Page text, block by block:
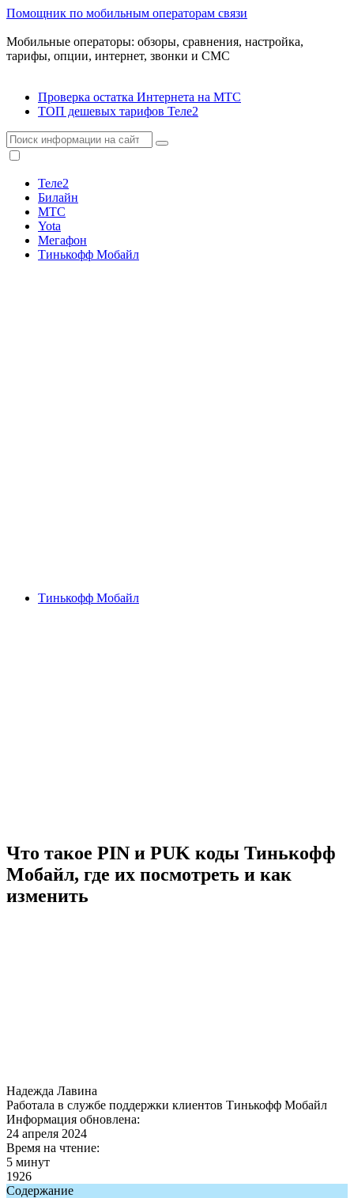
Помощник по мобильным операторам связи
Мобильные операторы: обзоры, сравнения, настройка,
тарифы, опции, интернет, звонки и СМС
Проверка остатка Интернета на МТС
ТОП дешевых тарифов Теле2
Теле2
Билайн
МТС
Yota
Мегафон
Тинькофф Мобайл
Тинькофф Мобайл
Что такое PIN и PUK коды Тинькофф
Мобайл, где их посмотреть и как
изменить
Надежда Лавина
Работала в службе поддержки клиентов Тинькофф Мобайл
Информация обновлена:
24 апреля 2024
Время на чтение:
5 минут
1926
Содержание